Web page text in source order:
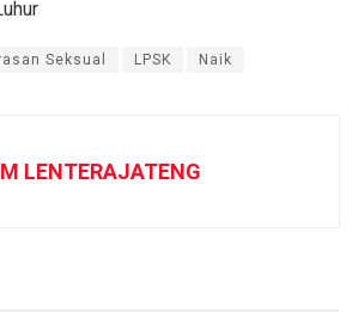
Seksual LPSK Naik
LENTERAJATENG